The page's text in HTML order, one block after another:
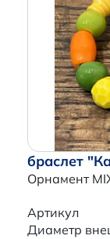
браслет
Орнамент
Артикул
Диаметр